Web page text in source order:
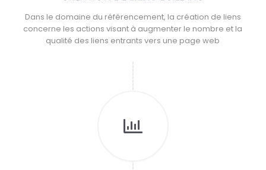
Dans le domaine du référencement, la création de liens
concerne les actions visant à augmenter le nombre et la
qualité des liens entrants vers une page web